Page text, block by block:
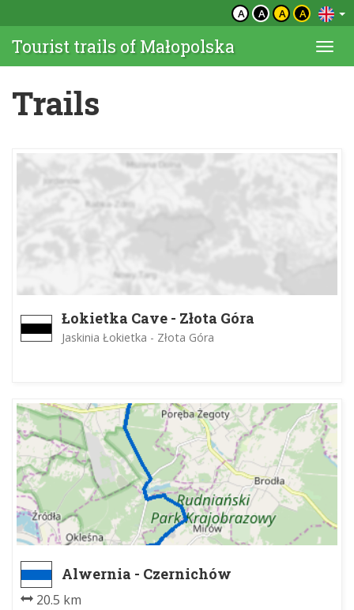
A A A A
Tourist trails of Małopolska
Trails
Łokietka Cave - Złota Góra
Jaskinia Łokietka - Złota Góra
Alwernia - Czernichów
20.5 km